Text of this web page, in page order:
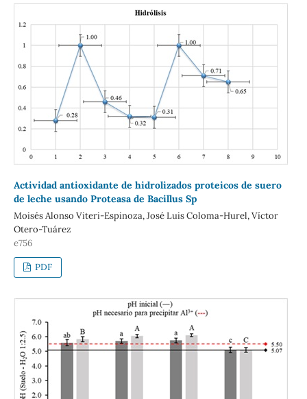
Actividad antioxidante de hidrolizados proteicos de suero
de leche usando Proteasa de Bacillus Sp
Moisés Alonso Viteri-Espinoza, José Luis Coloma-Hurel, Víctor
Otero-Tuárez
e756
PDF